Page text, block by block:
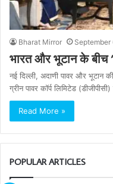
Bharat Mirror September
भारत और भूटान के बीच
नई दिल्ली, अदाणी पावर और भूटान
ग्रीन पावर कॉर्प लिमिटेड
Read More »
POPULAR ARTICLES